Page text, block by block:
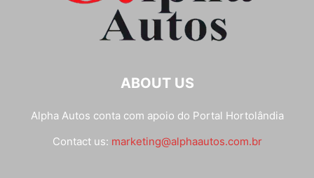
ABOUT US
Alpha Autos conta com apoio do Portal Hortolândia
Contact us: marketing@alphaautos.com.br